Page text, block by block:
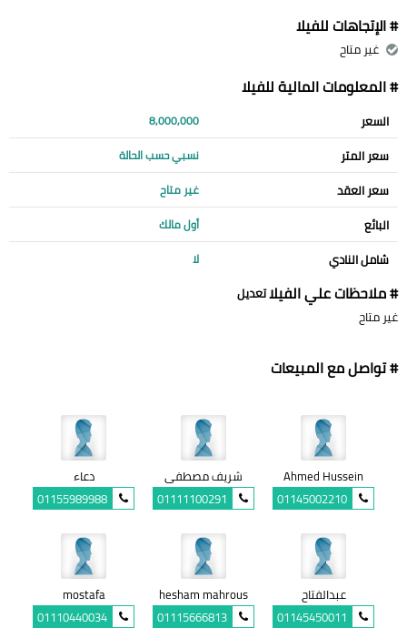
# الإتجاهات للفيلا
غير متاح
# المعلومات المالية للفيلا
السعر 8,000,000
سعر المتر نسبي حسب الحالة
سعر العقد غير متاح
البائع أول مالك
شامل النادي لا
# ملاحظات علي الفيلاتعديل
غير متاح
# تواصل مع المبيعات
Ahmed Hussein
01145002210
شريف مصطفى
01111100291
دعاء
01155989988
عبدالفتاح
01145450011
hesham mahrous
01115666813
mostafa
01110440034